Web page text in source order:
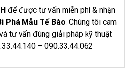
để được tư vấn miễn phí & nhận
Phá Mẫu Tế Bào. Chúng tôi cam
tư vấn đúng giải pháp kỹ thuật
– 090.33.44.062